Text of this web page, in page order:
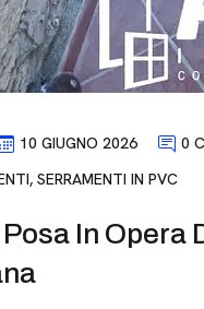
10 GIUGNO 2026
0
, SERRAMENTI IN PVC
In Opera